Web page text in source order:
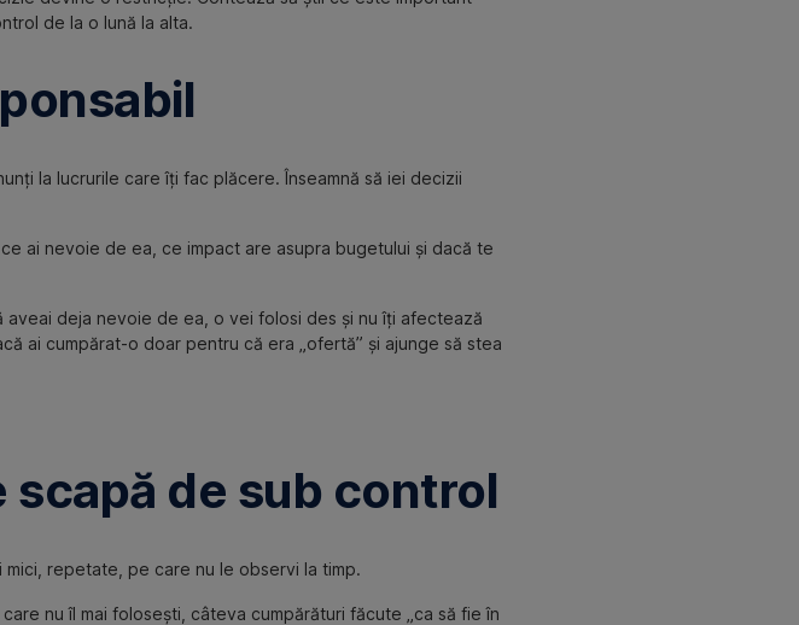
de la o lună la alta.
la lucrurile care îți fac plăcere. Înseamnă să iei decizii
ai nevoie de ea, ce impact are asupra bugetului și dacă te
deja nevoie de ea, o vei folosi des și nu îți afectează
ai cumpărat-o doar pentru că era „ofertă” și ajunge să stea
de sub control
repetate, pe care nu le observi la timp.
nu îl mai folosești, câteva cumpărături făcute „ca să fie în